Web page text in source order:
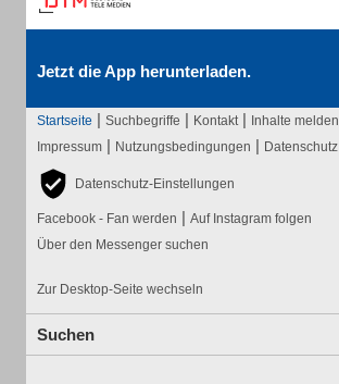
Jetzt die App herunterladen.
Startseite | Suchbegriffe | Kontakt | Inhalte melden
Impressum | Nutzungsbedingungen | Datenschutz
Datenschutz-Einstellungen
Facebook - Fan werden | Auf Instagram folgen
Über den Messenger suchen
Zur Desktop-Seite wechseln
Suchen